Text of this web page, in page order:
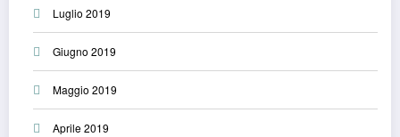
Luglio 2019
Giugno 2019
Maggio 2019
Aprile 2019